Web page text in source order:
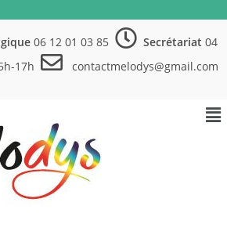
06 12 01 03 85 Secrétariat 04
17h
contactmelodys@gmail.com